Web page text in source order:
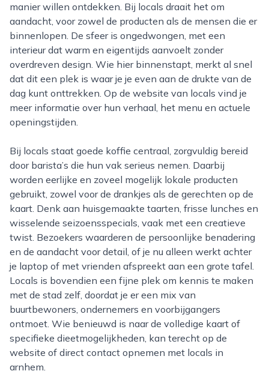
manier willen ontdekken. Bij locals draait het om
aandacht, voor zowel de producten als de mensen die er
binnenlopen. De sfeer is ongedwongen, met een
interieur dat warm en eigentijds aanvoelt zonder
overdreven design. Wie hier binnenstapt, merkt al snel
dat dit een plek is waar je je even aan de drukte van de
dag kunt onttrekken. Op de website van locals vind je
meer informatie over hun verhaal, het menu en actuele
openingstijden.
Bij locals staat goede koffie centraal, zorgvuldig bereid
door barista’s die hun vak serieus nemen. Daarbij
worden eerlijke en zoveel mogelijk lokale producten
gebruikt, zowel voor de drankjes als de gerechten op de
kaart. Denk aan huisgemaakte taarten, frisse lunches en
wisselende seizoensspecials, vaak met een creatieve
twist. Bezoekers waarderen de persoonlijke benadering
en de aandacht voor detail, of je nu alleen werkt achter
je laptop of met vrienden afspreekt aan een grote tafel.
Locals is bovendien een fijne plek om kennis te maken
met de stad zelf, doordat je er een mix van
buurtbewoners, ondernemers en voorbijgangers
ontmoet. Wie benieuwd is naar de volledige kaart of
specifieke dieetmogelijkheden, kan terecht op de
website of direct contact opnemen met locals in
arnhem.